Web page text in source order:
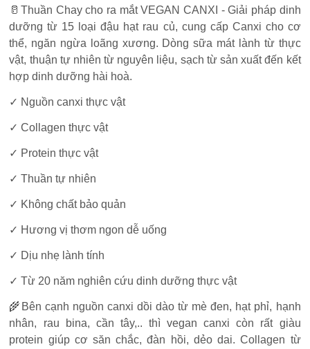
🥛Thuần Chay cho ra mắt VEGAN CANXI - Giải pháp dinh
dưỡng từ 15 loại đậu hạt rau củ, cung cấp Canxi cho cơ
thể, ngăn ngừa loãng xương. Dòng sữa mát lành từ thực
vật, thuận tự nhiên từ nguyên liệu, sạch từ sản xuất đến kết
hợp dinh dưỡng hài hoà.
✓ Nguồn canxi thực vật
✓ Collagen thực vật
✓ Protein thực vật
✓ Thuần tự nhiên
✓ Không chất bảo quản
✓ Hương vị thơm ngon dễ uống
✓ Dịu nhẹ lành tính
✓ Từ 20 năm nghiên cứu dinh dưỡng thực vật
🌾Bên cạnh nguồn canxi dồi dào từ mè đen, hạt phỉ, hạnh
nhân, rau bina, cần tây,.. thì vegan canxi còn rất giàu
protein giúp cơ săn chắc, đàn hồi, dẻo dai. Collagen từ